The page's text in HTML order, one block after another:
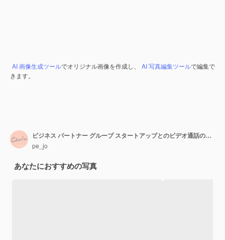
AI 画像生成ツールでオリジナル画像を作成し、 AI 写真編集ツールで編集で
きます。
ビジネス パートナー グループ スタートアップとのビデオ通話の人々 オンライン ミーティング新しい通常のライフ スタイル電話会議ビデオ通話とオンライン サービス コンセプトのラップトップを使用して幸せな女
pe_jo
あなたにおすすめの写真